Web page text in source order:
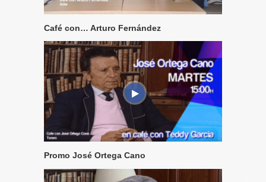
Café con… Arturo Fernández
Promo José Ortega Cano